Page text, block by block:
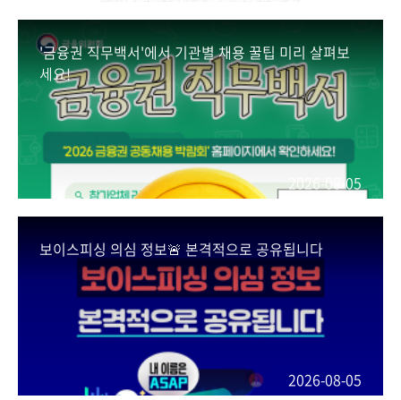
'금융권 직무백서'에서 기관별 채용 꿀팁 미리 살펴보
세요!
2026-08-05
보이스피싱 의심 정보🚨 본격적으로 공유됩니다
2026-08-05